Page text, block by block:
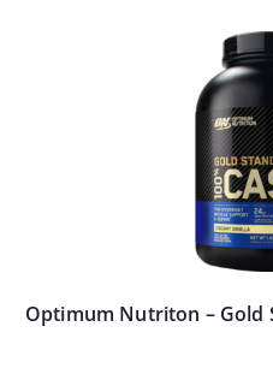
Optimum Nutriton – Gold